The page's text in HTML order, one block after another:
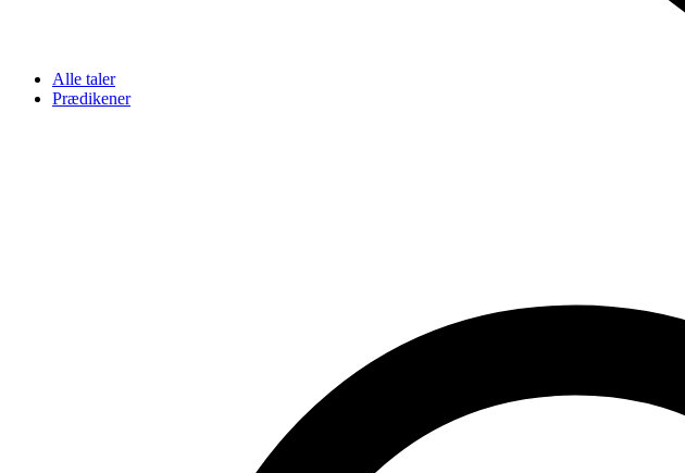
Alle taler
Prædikener